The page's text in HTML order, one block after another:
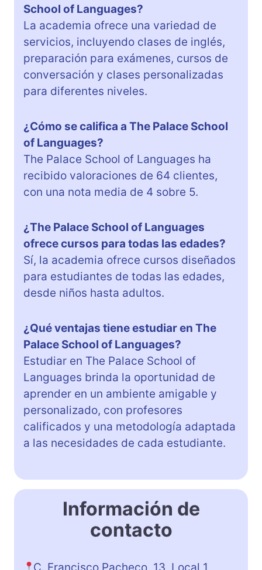
School of Languages?
La academia ofrece una variedad de
servicios, incluyendo clases de inglés,
preparación para exámenes, cursos de
conversación y clases personalizadas
para diferentes niveles.
¿Cómo se califica a The Palace School
of Languages?
The Palace School of Languages ha
recibido valoraciones de 64 clientes,
con una nota media de 4 sobre 5.
¿The Palace School of Languages
ofrece cursos para todas las edades?
Sí, la academia ofrece cursos diseñados
para estudiantes de todas las edades,
desde niños hasta adultos.
¿Qué ventajas tiene estudiar en The
Palace School of Languages?
Estudiar en The Palace School of
Languages brinda la oportunidad de
aprender en un ambiente amigable y
personalizado, con profesores
calificados y una metodología adaptada
a las necesidades de cada estudiante.
Información de
contacto
C. Francisco Pacheco, 13, Local 1,